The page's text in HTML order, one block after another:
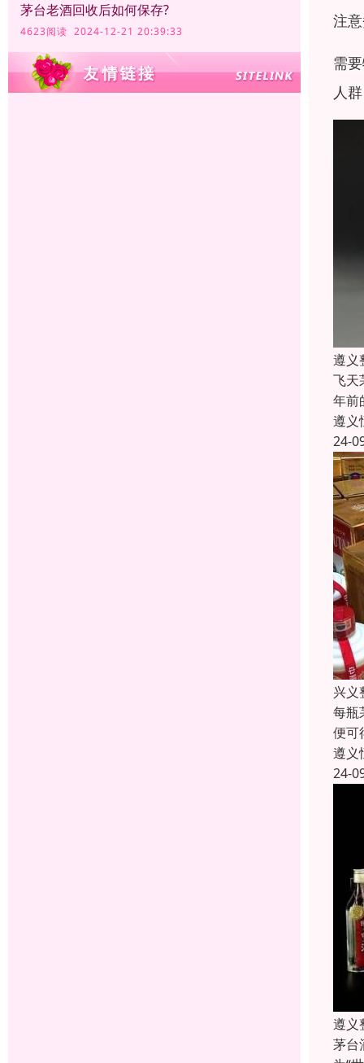
茅台老酒回收后如何保存?
4623阅读 2024-12-21 20:39:33
注
需
人
遵义
飞天
年前
遵义
24-
兴义
每瓶
便可
遵义
24-
遵义
茅台